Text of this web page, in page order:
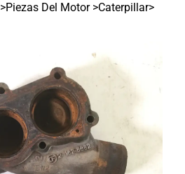
>Piezas Del Motor >Caterpillar>